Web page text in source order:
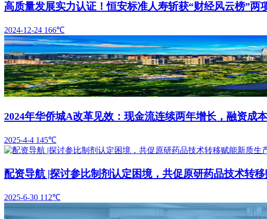
高质量发展实力认证！恒安标准人寿斩获“财经风云榜”两
2024-12-24 166℃
2024年华侨城A改革见效：现金流连续两年增长，融资成
2025-4-4 145℃
配资导航 |探讨参比制剂认定困境，共促原研药品技术转
2025-6-30 112℃